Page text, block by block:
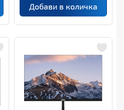
Добави в количка